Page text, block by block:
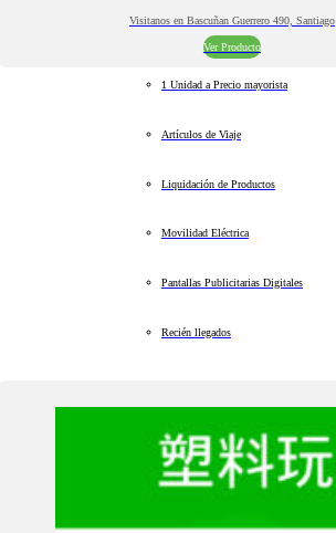
Visitanos en Bascuñan Guerrero 490, Santiago
Ver Producto
1 Unidad a Precio mayorista
Artículos de Viaje
Liquidación de Productos
Movilidad Eléctrica
Pantallas Publicitarias Digitales
Recién llegados